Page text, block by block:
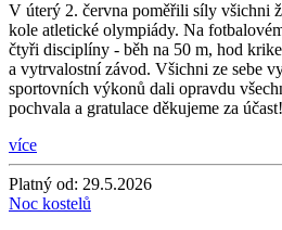
V úterý 2. června poměřili síly všichni
kole atletické olympiády. Na
čtyři disciplíny - běh na 50 m, hod
a vytrvalostní závod. Všichni ze sebe
sportovních výkonů dali opravdu
pochvala a gratulace děkujeme za účast!
více
Platný od: 29.5.2026
Noc kostelů